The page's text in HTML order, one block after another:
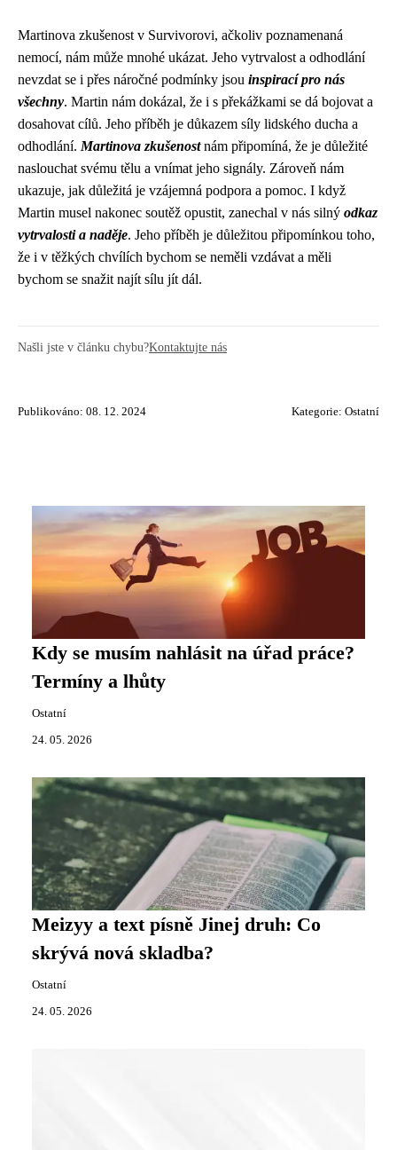
Martinova zkušenost v Survivorovi, ačkoliv poznamenaná
nemocí, nám může mnohé ukázat. Jeho vytrvalost a odhodlání
nevzdat se i přes náročné podmínky jsou inspirací pro nás
všechny. Martin nám dokázal, že i s překážkami se dá bojovat a
dosahovat cílů. Jeho příběh je důkazem síly lidského ducha a
odhodlání. Martinova zkušenostnám připomíná, že je důležité
naslouchat svému tělu a vnímat jeho signály. Zároveň nám
ukazuje, jak důležitá je vzájemná podpora a pomoc. I když
Martin musel nakonec soutěž opustit, zanechal v nás silný odkaz
vytrvalosti a naděje. Jeho příběh je důležitou připomínkou toho,
že i v těžkých chvílích bychom se neměli vzdávat a měli
bychom se snažit najít sílu jít dál.
Našli jste v článku chybu?Kontaktujte nás
Publikováno: 08. 12. 2024 Kategorie: Ostatní
Kdy se musím nahlásit na úřad práce?
Termíny a lhůty
Ostatní
24. 05. 2026
Meizyy a text písně Jinej druh: Co
skrývá nová skladba?
Ostatní
24. 05. 2026